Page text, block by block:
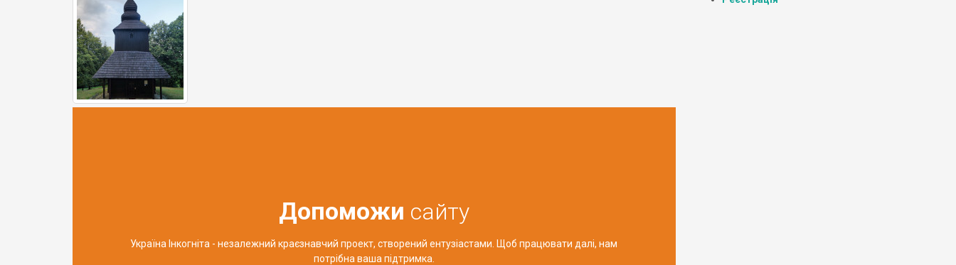
Допоможи сайту
Україна Інкогніта - незалежний краєзнавчий проект, створений ентузіастами. Щоб працювати далі, нам
потрібна ваша підтримка.